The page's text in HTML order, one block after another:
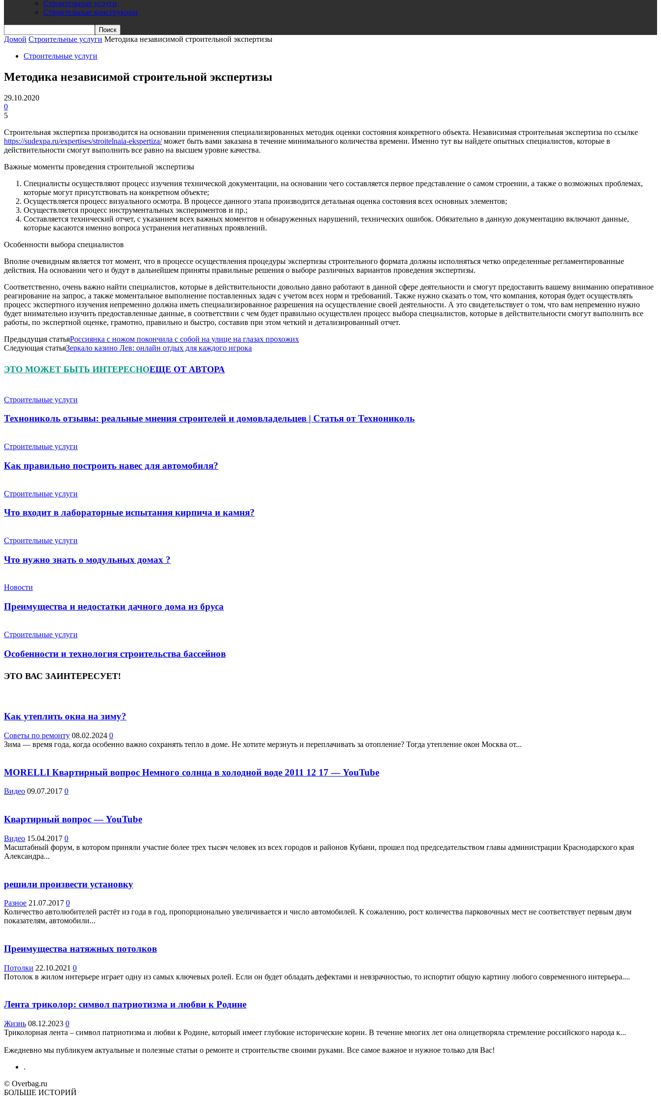
Строительные услуги
Строительные конструкции
Домой Строительные услуги Методика независимой строительной экспертизы
Строительные услуги
Методика независимой строительной экспертизы
29.10.2020
0
5
Строительная экспертиза производится на основании применения специализированных методик оценки состояния конкретного объекта. Независимая строительная экспертиза по ссылке
https://sudexpa.ru/expertises/stroitelnaia-ekspertiza/может быть вами заказана в течение минимального количества времени. Именно тут вы найдете опытных специалистов, которые в
действительности смогут выполнить все равно на высшем уровне качества.
Важные моменты проведения строительной экспертизы
Специалисты осуществляют процесс изучения технической документации, на основании чего составляется первое представление о самом строении, а также о возможных проблемах,
которые могут присутствовать на конкретном объекте;
Осуществляется процесс визуального осмотра. В процессе данного этапа производится детальная оценка состояния всех основных элементов;
Осуществляется процесс инструментальных экспериментов и пр.;
Составляется технический отчет, с указанием всех важных моментов и обнаруженных нарушений, технических ошибок. Обязательно в данную документацию включают данные,
которые касаются именно вопроса устранения негативных проявлений.
Особенности выбора специалистов
Вполне очевидным является тот момент, что в процессе осуществления процедуры экспертизы строительного формата должны исполняться четко определенные регламентированные
действия. На основании чего и будут в дальнейшем приняты правильные решения о выборе различных вариантов проведения экспертизы.
Соответственно, очень важно найти специалистов, которые в действительности довольно давно работают в данной сфере деятельности и смогут предоставить вашему вниманию оперативное
реагирование на запрос, а также моментальное выполнение поставленных задач с учетом всех норм и требований. Также нужно сказать о том, что компания, которая будет осуществлять
процесс экспертного изучения непременно должна иметь специализированное разрешения на осуществление своей деятельности. А это свидетельствует о том, что вам непременно нужно
будет внимательно изучить предоставленные данные, в соответствии с чем будет правильно осуществлен процесс выбора специалистов, которые в действительности смогут выполнить все
работы, по экспертной оценке, грамотно, правильно и быстро, составив при этом четкий и детализированный отчет.
Предыдущая статьяРоссиянка с ножом покончила с собой на улице на глазах прохожих
Следующая статьяЗеркало казино Лев: онлайн отдых для каждого игрока
ЭТО МОЖЕТ БЫТЬ ИНТЕРЕСНОЕЩЕ ОТ АВТОРА
Строительные услуги
Технониколь отзывы: реальные мнения строителей и домовладельцев | Статья от Технониколь
Строительные услуги
Как правильно построить навес для автомобиля?
Строительные услуги
Что входит в лабораторные испытания кирпича и камня?
Строительные услуги
Что нужно знать о модульных домах ?
Новости
Преимущества и недостатки дачного дома из бруса
Строительные услуги
Особенности и технология строительства бассейнов
ЭТО ВАС ЗАИНТЕРЕСУЕТ!
Как утеплить окна на зиму?
Советы по ремонту 08.02.2024 0
Зима — время года, когда особенно важно сохранять тепло в доме. Не хотите мерзнуть и переплачивать за отопление? Тогда утепление окон Москва от...
MORELLI Квартирный вопрос Немного солнца в холодной воде 2011 12 17 — YouTube
Видео 09.07.2017 0
Квартирный вопрос — YouTube
Видео 15.04.2017 0
Масштабный форум, в котором приняли участие более трех тысяч человек из всех городов и районов Кубани, прошел под председательством главы администрации Краснодарского края
Александра...
решили произвести установку
Разное 21.07.2017 0
Количество автолюбителей растёт из года в год, пропорционально увеличивается и число автомобилей. К сожалению, рост количества парковочных мест не соответствует первым двум
показателям, автомобили...
Преимущества натяжных потолков
Потолки 22.10.2021 0
Потолок в жилом интерьере играет одну из самых ключевых ролей. Если он будет обладать дефектами и невзрачностью, то испортит общую картину любого современного интерьера....
Лента триколор: символ патриотизма и любви к Родине
Жизнь 08.12.2023 0
Триколорная лента – символ патриотизма и любви к Родине, который имеет глубокие исторические корни. В течение многих лет она олицетворяла стремление российского народа к...
Ежедневно мы публикуем актуальные и полезные статьи о ремонте и строительстве своими руками. Все самое важное и нужное только для Вас!
.
© Overbag.ru
БОЛЬШЕ ИСТОРИЙ